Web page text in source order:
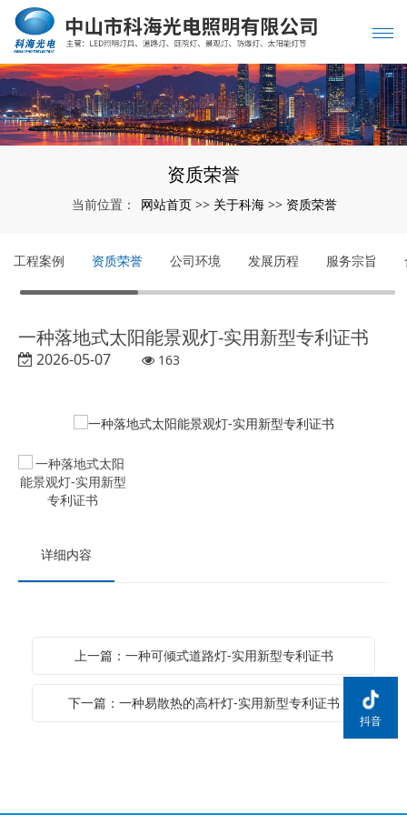
资质荣誉
当前位置： 网站首页 >> 关于科海 >> 资质荣誉
工程案例 资质荣誉 公司环境 发展历程 服务宗旨
一种落地式太阳能景观灯-实用新型专利证书
2026-05-07 163
详细内容
上一篇：一种可倾式道路灯-实用新型专利证书
下一篇：一种易散热的高杆灯-实用新型专利证书
抖音